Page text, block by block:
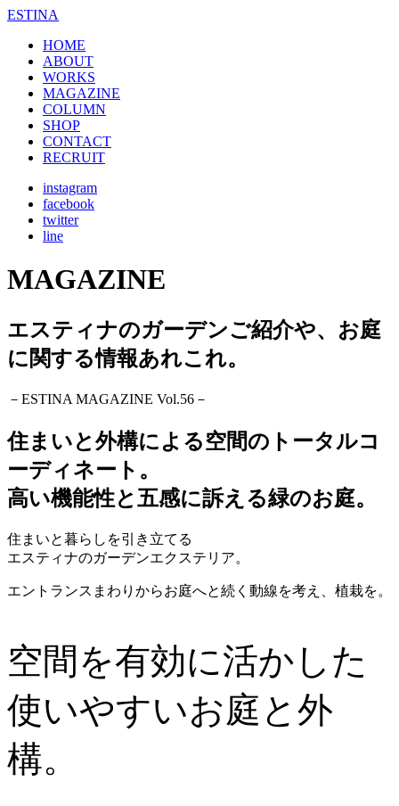
ESTINA
HOME
ABOUT
WORKS
MAGAZINE
COLUMN
SHOP
CONTACT
RECRUIT
instagram
facebook
twitter
line
MAGAZINE
エスティナのガーデンご紹介や、お庭
に関する情報あれこれ。
－ESTINA MAGAZINE Vol.56－
住まいと外構による空間のトータルコ
ーディネート。
高い機能性と五感に訴える緑のお庭。
住まいと暮らしを引き立てる
エスティナのガーデンエクステリア。
エントランスまわりからお庭へと続く動線を考え、植栽を。
空間を有効に活かした
使いやすいお庭と外
構。